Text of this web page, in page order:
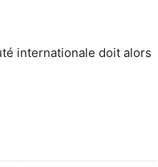
internationale doit alors